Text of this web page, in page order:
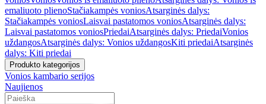
emaliuoto plienoStačiakampės voniosAtsarginės dalys:
Stačiakampės voniosLaisvai pastatomos voniosAtsarginės dalys:
Laisvai pastatomos voniosPriedaiAtsarginės dalys: PriedaiVonios
uždangosAtsarginės dalys: Vonios uždangosKiti priedaiAtsarginės
dalys: Kiti priedai
Produkto kategorijos
Vonios kambario serijos
Naujienos